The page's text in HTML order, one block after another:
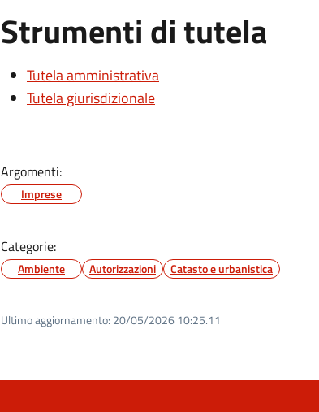
Strumenti di tutela
Tutela amministrativa
Tutela giurisdizionale
Argomenti:
Imprese
Categorie:
Ambiente Autorizzazioni Catasto e urbanistica
Ultimo aggiornamento: 20/05/2026 10:25.11